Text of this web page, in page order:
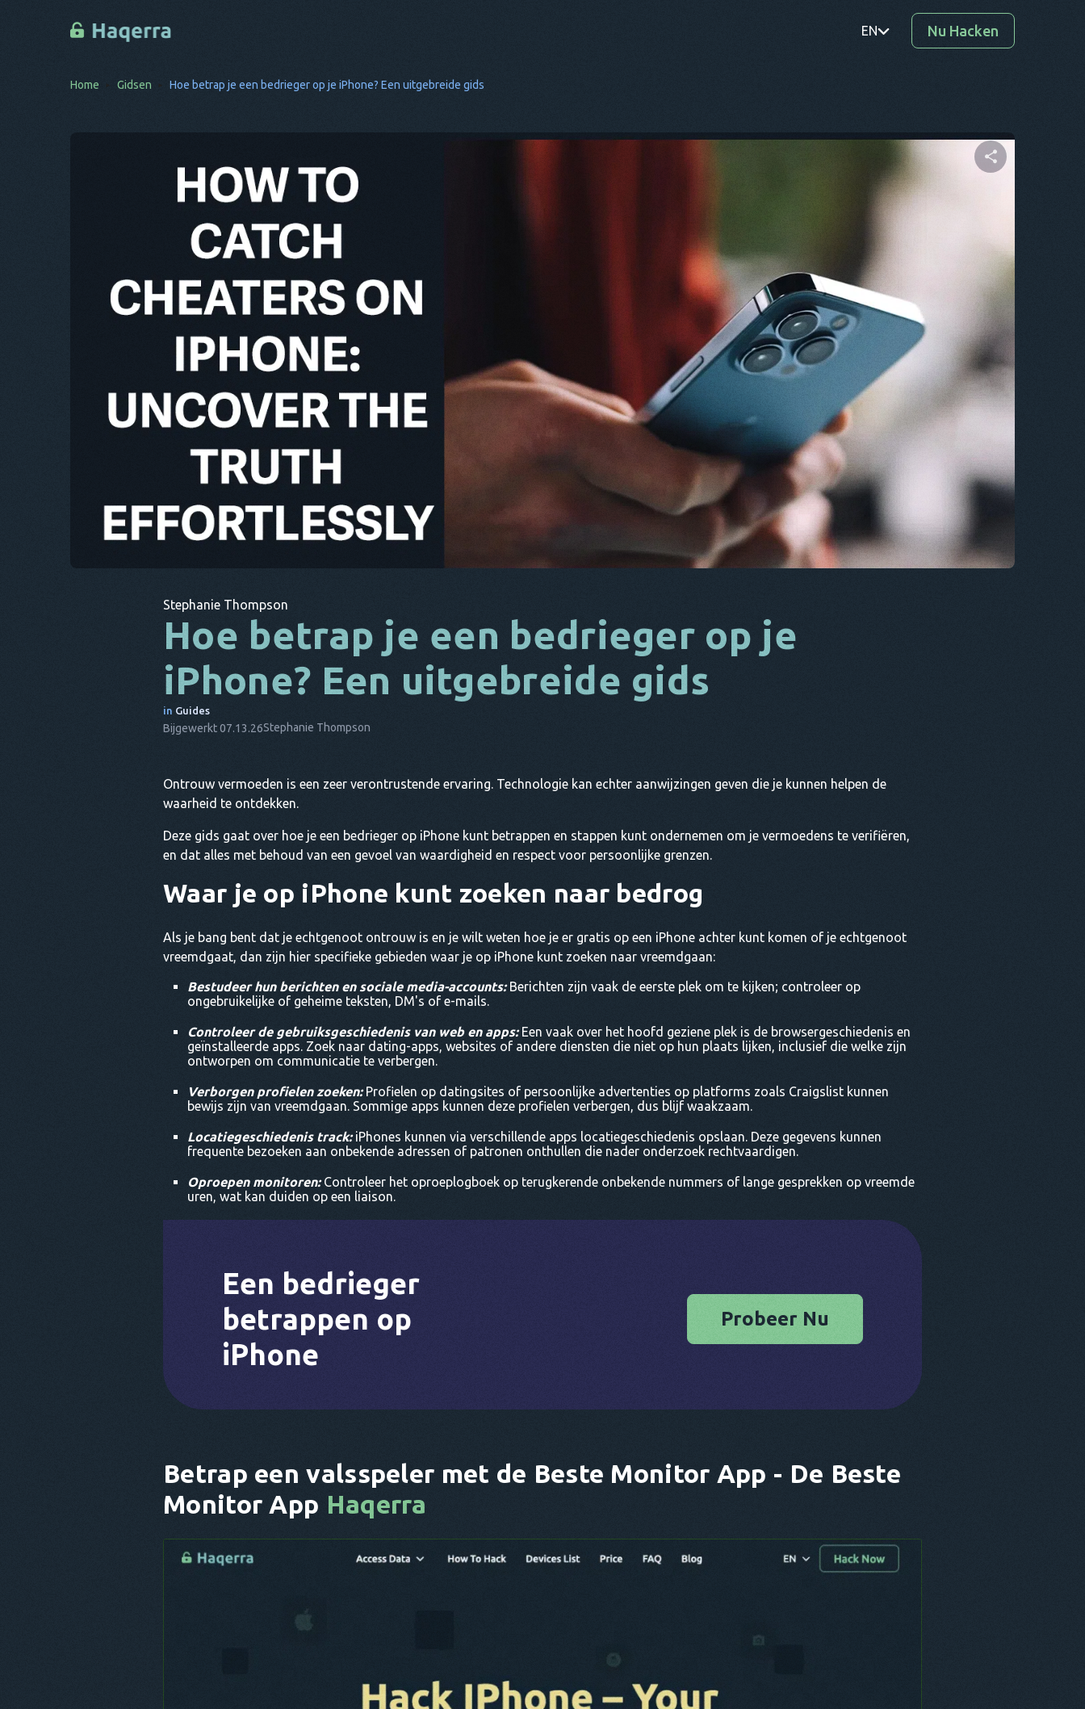
EN
DE
CS
NL
TR
Nu Hacken
Home Gidsen Hoe betrap je een bedrieger op je iPhone? Een uitgebreide gids
Deel dit artikel
Stephanie Thompson
Hoe betrap je een bedrieger op je
iPhone? Een uitgebreide gids
in Guides
Bijgewerkt 07.13.26Stephanie Thompson
Ontrouw vermoeden is een zeer verontrustende ervaring. Technologie kan echter aanwijzingen geven die je kunnen helpen de
waarheid te ontdekken.
Deze gids gaat over hoe je een bedrieger op iPhone kunt betrappen en stappen kunt ondernemen om je vermoedens te verifiëren,
en dat alles met behoud van een gevoel van waardigheid en respect voor persoonlijke grenzen.
Waar je op iPhone kunt zoeken naar bedrog
Als je bang bent dat je echtgenoot ontrouw is en je wilt weten hoe je er gratis op een iPhone achter kunt komen of je echtgenoot
vreemdgaat, dan zijn hier specifieke gebieden waar je op iPhone kunt zoeken naar vreemdgaan:
Bestudeer hun berichten en sociale media-accounts:Berichten zijn vaak de eerste plek om te kijken; controleer op
ongebruikelijke of geheime teksten, DM's of e-mails.
Controleer de gebruiksgeschiedenis van web en apps:Een vaak over het hoofd geziene plek is de browsergeschiedenis en
geïnstalleerde apps. Zoek naar dating-apps, websites of andere diensten die niet op hun plaats lijken, inclusief die welke zijn
ontworpen om communicatie te verbergen.
Verborgen profielen zoeken:Profielen op datingsites of persoonlijke advertenties op platforms zoals Craigslist kunnen
bewijs zijn van vreemdgaan. Sommige apps kunnen deze profielen verbergen, dus blijf waakzaam.
Locatiegeschiedenis track:iPhones kunnen via verschillende apps locatiegeschiedenis opslaan. Deze gegevens kunnen
frequente bezoeken aan onbekende adressen of patronen onthullen die nader onderzoek rechtvaardigen.
Oproepen monitoren:Controleer het oproeplogboek op terugkerende onbekende nummers of lange gesprekken op vreemde
uren, wat kan duiden op een liaison.
Een bedrieger
betrappen op
iPhone
Probeer Nu
Betrap een valsspeler met de Beste Monitor App - De Beste
Monitor App Haqerra